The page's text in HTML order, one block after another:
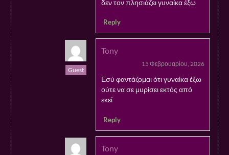
δεν τον πλησιάζει γυναίκα έξω
Reply
Guest
Tony
15 Φεβρουαρίου, 2026
Εσύ φαντάζομαι ότι γυναίκα έξω
ούτε να σε μυρίσει εκτός από
εκεί
Reply
Tony